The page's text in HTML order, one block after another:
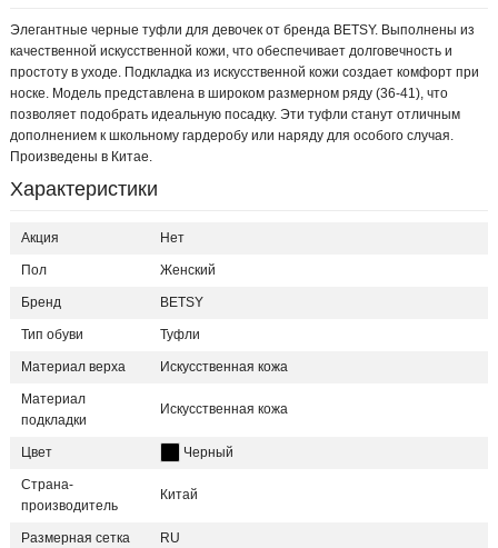
Элегантные черные туфли для девочек от бренда BETSY. Выполнены из
качественной искусственной кожи, что обеспечивает долговечность и
простоту в уходе. Подкладка из искусственной кожи создает комфорт при
носке. Модель представлена в широком размерном ряду (36-41), что
позволяет подобрать идеальную посадку. Эти туфли станут отличным
дополнением к школьному гардеробу или наряду для особого случая.
Произведены в Китае.
Характеристики
Акция Нет
Пол Женский
Бренд BETSY
Тип обуви Туфли
Материал верха Искусственная кожа
Материал
подкладки
Искусственная кожа
Цвет Черный
Страна-
производитель
Китай
Размерная сетка RU